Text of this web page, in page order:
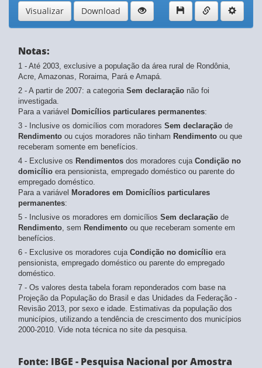
Visualizar Download
Notas:
1 - Até 2003, exclusive a população da área rural de Rondônia,
Acre, Amazonas, Roraima, Pará e Amapá.
2 - A partir de 2007: a categoria Sem declaração não foi
investigada.
Para a variável Domicílios particulares permanentes:
3 - Inclusive os domicílios com moradores Sem declaração de
Rendimento ou cujos moradores não tinham Rendimento ou que
receberam somente em benefícios.
4 - Exclusive os Rendimentos dos moradores cuja Condição no
domicílio era pensionista, empregado doméstico ou parente do
empregado doméstico.
Para a variável Moradores em Domicílios particulares
permanentes:
5 - Inclusive os moradores em domicílios Sem declaração de
Rendimento, sem Rendimento ou que receberam somente em
benefícios.
6 - Exclusive os moradores cuja Condição no domicílio era
pensionista, empregado doméstico ou parente do empregado
doméstico.
7 - Os valores desta tabela foram reponderados com base na
Projeção da População do Brasil e das Unidades da Federação -
Revisão 2013, por sexo e idade. Estimativas da população dos
municípios, utilizando a tendência de crescimento dos municípios
2000-2010. Vide nota técnica no site da pesquisa.
Fonte: IBGE - Pesquisa Nacional por Amostra